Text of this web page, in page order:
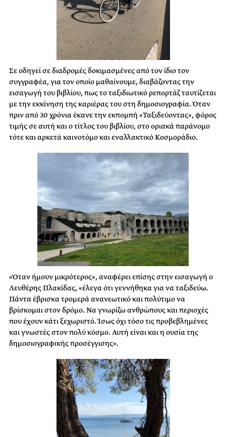
Σε οδηγεί σε διαδρομές δοκιμασμένες από τον ίδιο τον
συγγραφέα, για τον οποίο μαθαίνουμε, διαβάζοντας την
εισαγωγή του βιβλίου, πως το ταξιδιωτικό ρεπορτάζ ταυτίζεται
με την εκκίνηση της καριέρας του στη δημοσιογραφία. Όταν
πριν από 30 χρόνια έκανε την εκπομπή «Ταξιδεύοντας», φόρος
τιμής σε αυτή και ο τίτλος του βιβλίου, στο οριακά παράνομο
τότε και αρκετά καινοτόμο και εναλλακτικό Κοσμοράδιο.
«Όταν ήμουν μικρότερος», αναφέρει επίσης στην εισαγωγή ο
Λευθέρης Πλακίδας, «έλεγα ότι γεννήθηκα για να ταξιδεύω.
Πάντα έβρισκα τρομερά ανανεωτικό και πολύτιμο να
βρίσκομαι στον δρόμο. Να γνωρίζω ανθρώπους και περιοχές
που έχουν κάτι ξεχωριστό. Ίσως όχι τόσο τις προβεβλημένες
και γνωστές στον πολύ κόσμο. Αυτή είναι και η ουσία της
δημοσιογραφικής προσέγγισης».